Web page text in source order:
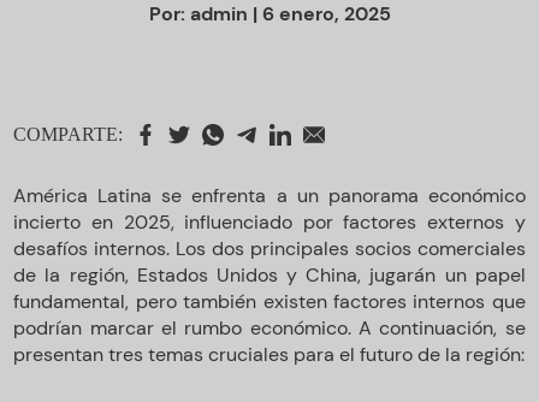
Por: admin | 6 enero, 2025
COMPARTE:
América Latina se enfrenta a un panorama económico
incierto en 2025, influenciado por factores externos y
desafíos internos. Los dos principales socios comerciales
de la región, Estados Unidos y China, jugarán un papel
fundamental, pero también existen factores internos que
podrían marcar el rumbo económico. A continuación, se
presentan tres temas cruciales para el futuro de la región: